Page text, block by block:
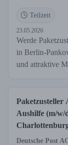
Teilzeit
23.05.2026
Werde
in Berlin-
und attraktive
Aushilfe (m/
Deutsche Post